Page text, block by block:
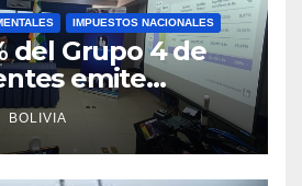
IMPUESTOS NACIONALES
del Grupo 4 de
emite
línea antes del
BOLIVIA